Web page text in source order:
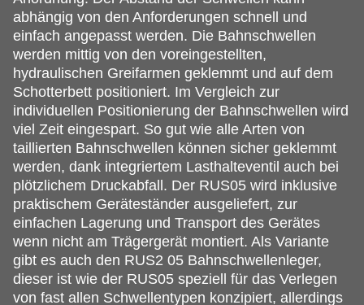
abhängig von den Anforderungen schnell und
einfach angepasst werden. Die Bahnschwellen
werden mittig von den voreingestellten,
hydraulischen Greifarmen geklemmt und auf dem
Schotterbett positioniert. Im Vergleich zur
individuellen Positionierung der Bahnschwellen wird
viel Zeit eingespart. So gut wie alle Arten von
taillierten Bahnschwellen können sicher geklemmt
werden, dank integriertem Lasthalteventil auch bei
plötzlichem Druckabfall. Der RUS05 wird inklusive
praktischem Geräteständer ausgeliefert, zur
einfachen Lagerung und Transport des Gerätes
wenn nicht am Trägergerät montiert. Als Variante
gibt es auch den RUS2 05 Bahnschwellenleger,
dieser ist wie der RUS05 speziell für das Verlegen
von fast allen Schwellentypen konzipiert, allerdings